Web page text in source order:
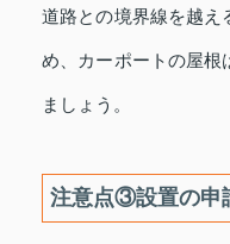
道路との境界線を越え
め、カーポートの屋根
ましょう。
注意点③設置の申